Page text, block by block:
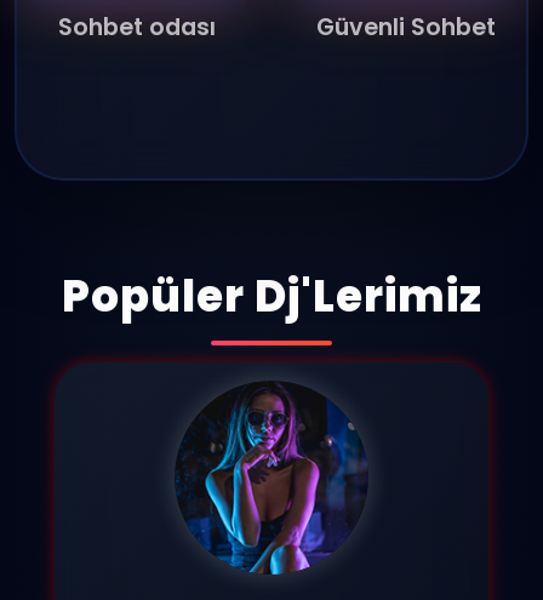
Sohbet odası Güvenli Sohbet
Popüler Dj'Lerimiz